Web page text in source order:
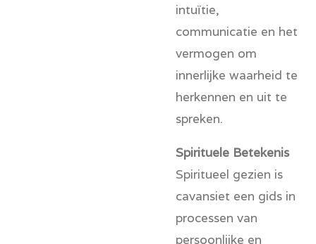
intuïtie,
communicatie en het
vermogen om
innerlijke waarheid te
herkennen en uit te
spreken.
Spirituele Betekenis
Spiritueel gezien is
cavansiet een gids in
processen van
persoonlijke en